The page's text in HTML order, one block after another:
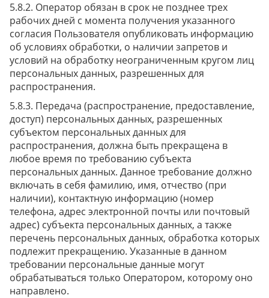
Оператор обязан в срок не позднее трех
рабочих дней с момента получения указанного
согласия Пользователя опубликовать информацию
об условиях обработки, о наличии запретов и
условий на обработку неограниченным кругом лиц
персональных данных, разрешенных для
распространения.
Передача (распространение, предоставление,
доступ) персональных данных, разрешенных
субъектом персональных данных для
распространения, должна быть прекращена в
любое время по требованию субъекта
персональных данных. Данное требование должно
включать в себя фамилию, имя, отчество (при
наличии), контактную информацию (номер
телефона, адрес электронной почты или почтовый
адрес) субъекта персональных данных, а также
перечень персональных данных, обработка которых
подлежит прекращению. Указанные в данном
требовании персональные данные могут
обрабатываться только Оператором, которому оно
направлено.